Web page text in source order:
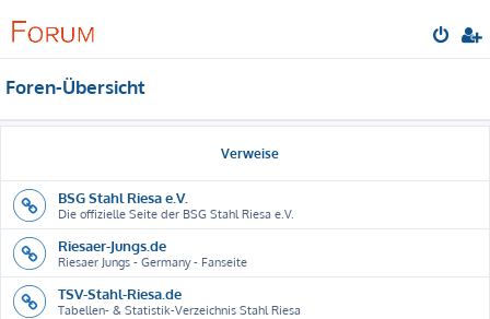
Foren-Übersicht
Verweise
BSG Stahl Riesa e.V.
Die offizielle Seite der BSG Stahl Riesa e.V.
Riesaer-Jungs.de
Riesaer Jungs - Germany - Fanseite
TSV-Stahl-Riesa.de
Tabellen- & Statistik-Verzeichnis Stahl Riesa